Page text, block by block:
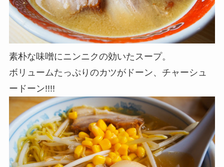
素朴な味噌にニンニクの効いたスープ。
ボリュームたっぷりのカツがドーン、チャーシュ
ードーン!!!!